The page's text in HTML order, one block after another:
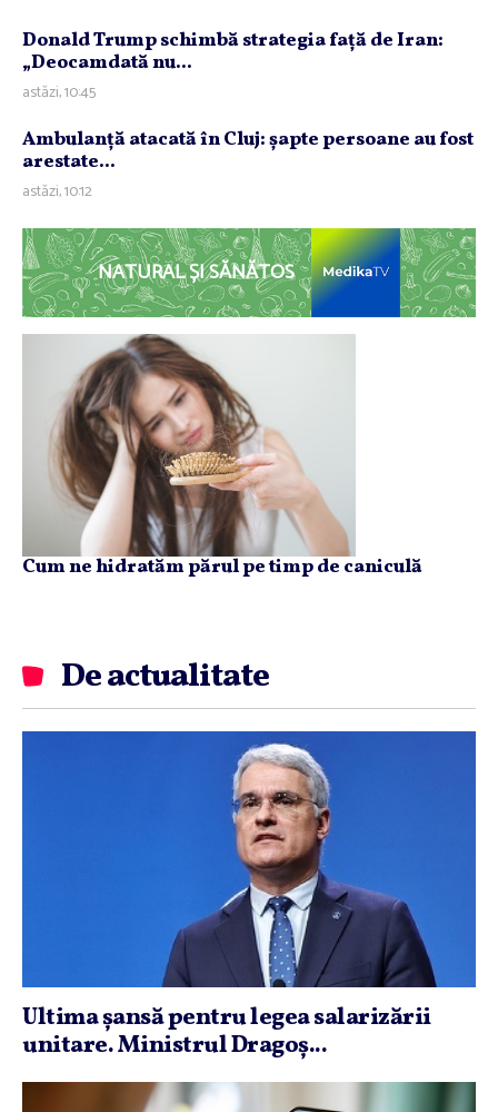
Donald Trump schimbă strategia faţă de Iran:
„Deocamdată nu...
astăzi, 10:45
Ambulanţă atacată în Cluj: şapte persoane au fost
arestate...
astăzi, 10:12
NATURAL ȘI SĂNĂTOS
Cum ne hidratăm părul pe timp de caniculă
De actualitate
Ultima şansă pentru legea salarizării
unitare. Ministrul Dragoş...